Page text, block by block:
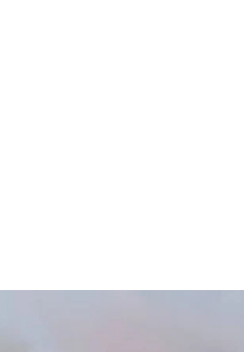
Церемонія прощання з
з Ярославом Івановим